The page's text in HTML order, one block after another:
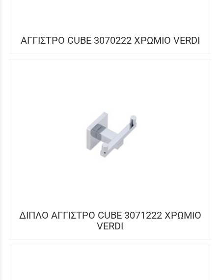
ΑΓΓΙΣΤΡΟ CUBE 3070222 ΧΡΩΜΙΟ VERDI
ΔΙΠΛΟ ΑΓΓΙΣΤΡΟ CUBE 3071222 ΧΡΩΜΙΟ
VERDI